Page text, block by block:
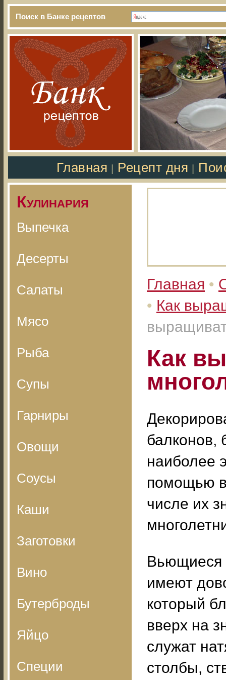
Поиск в Банке рецептов
Главная Рецепт дня
Кулинария
Выпечка
Десерты
Салаты
Мясо
Рыба
Супы
Гарниры
Овощи
Соусы
Каши
Заготовки
Вино
Бутерброды
Яйцо
Специи
Главная •
• Как
Как
балконов,
наиболее
помощью
числе их
Вьющиеся
имеют
который
вверх на
служат
столбы,